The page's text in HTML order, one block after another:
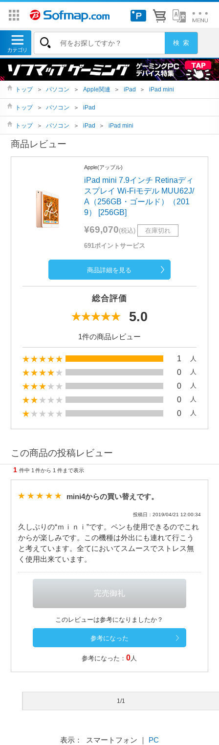
トップ ＞ パソコン ＞ Apple関連 ＞ iPad ＞ iPad mini
トップ ＞ パソコン ＞ iPad
トップ ＞ パソコン ＞ iPad ＞ iPad mini
商品レビュー
Apple(アップル)
iPad mini 7.9インチ Retinaディ
スプレイ Wi-Fiモデル MUU62J/
A（256GB・ゴールド）（201
9） [256GB]
¥69,070(税込) 在庫切れ
691ポイントサービス
商品詳細を見る
総合評価
5.0
1件の商品レビュー
1 人
0 人
0 人
0 人
0 人
この商品の投稿レビュー
1 件中 1 件から 1 件まで表示
mini4からの買い替えです。
投稿日：2019/04/21 12:00:34
久しぶりの“ｍｉｎｉ”です。ペンも使用できるのでこれ
からが楽しみです。この機種は外出にも連れて行こう
と考えています。全てにおいてスムースでストレス無
く使用出来ています。
このレビューは参考になりましたか？
参考になった：0人
1/1
表示： スマートフォン ｜ PC